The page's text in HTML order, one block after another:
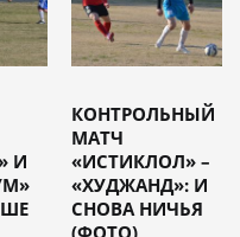
И
КОНТРОЛЬНЫЙ
МАТЧ
«ИСТИКЛОЛ» –
«ХУДЖАНД»: И
СНОВА НИЧЬЯ